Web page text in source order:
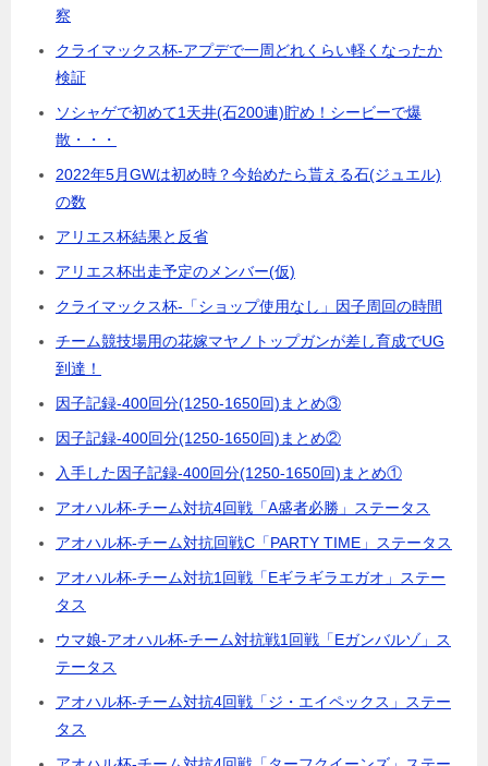
察
クライマックス杯-アプデで一周どれくらい軽くなったか
検証
ソシャゲで初めて1天井(石200連)貯め！シービーで爆
散・・・
2022年5月GWは初め時？今始めたら貰える石(ジュエル)
の数
アリエス杯結果と反省
アリエス杯出走予定のメンバー(仮)
クライマックス杯-「ショップ使用なし」因子周回の時間
チーム競技場用の花嫁マヤノトップガンが差し育成でUG
到達！
因子記録-400回分(1250-1650回)まとめ③
因子記録-400回分(1250-1650回)まとめ②
入手した因子記録-400回分(1250-1650回)まとめ①
アオハル杯-チーム対抗4回戦「A盛者必勝」ステータス
アオハル杯-チーム対抗回戦C「PARTY TIME」ステータス
アオハル杯-チーム対抗1回戦「Eギラギラエガオ」ステー
タス
ウマ娘-アオハル杯-チーム対抗戦1回戦「Eガンバルゾ」ス
テータス
アオハル杯-チーム対抗4回戦「ジ・エイペックス」ステー
タス